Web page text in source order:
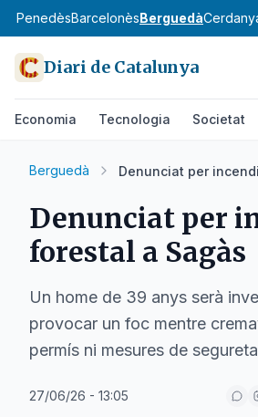
PenedèsBarcelonèsBerguedà
Diari de Catalunya
Economia Tecnologia Societat
Berguedà Denunciat per
Denunciat per
forestal a Sagàs
Un home de 39 anys serà
provocar un foc mentre
permís ni mesures de
27/06/26 - 13:05